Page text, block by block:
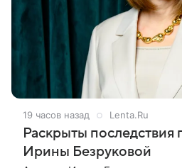
19 часов назад Lenta.Ru
Раскрыты последствия
Ирины Безруковой